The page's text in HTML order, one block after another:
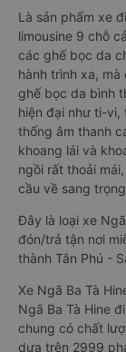
Là sản phẩm xe
limousine 9 chỗ
các ghế bọc da
hành trình xa,
ghế bọc da bình
hiện đại như ti-vi,
thống âm thanh
khoang lái và
ngồi rất thoải
cầu về sang
Đây là loại xe
đón/trả tận nơi
thành Tân Phú -
Xe Ngã Ba Tà
Ngã Ba Tà Hine
chung có chất
dựa trên 2999